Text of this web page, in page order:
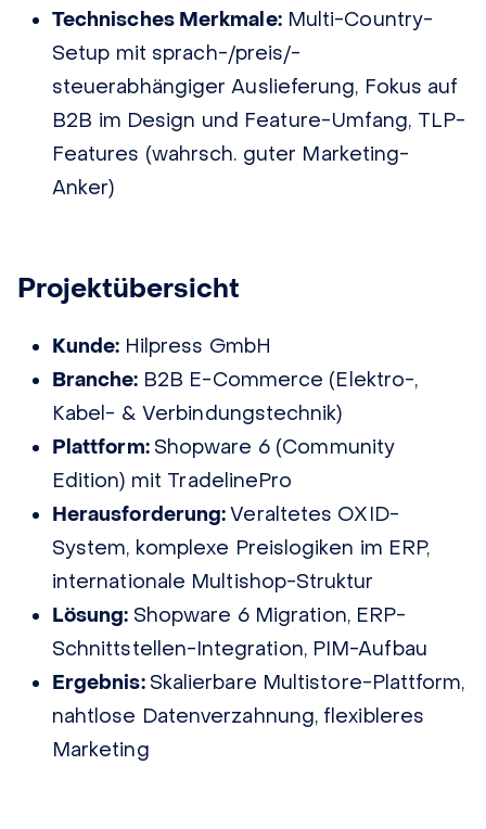
Technisches Merkmale:Multi-Country-
Setup mit sprach-/preis/-
steuerabhängiger Auslieferung, Fokus auf
B2B im Design und Feature-Umfang, TLP-
Features (wahrsch. guter Marketing-
Anker)
Projektübersicht
Kunde: Hilpress GmbH
Branche: B2B E-Commerce (Elektro-,
Kabel- & Verbindungstechnik)
Plattform: Shopware 6 (Community
Edition) mit TradelinePro
Herausforderung:Veraltetes OXID-
System, komplexe Preislogiken im ERP,
internationale Multishop-Struktur
Lösung: Shopware 6 Migration, ERP-
Schnittstellen-Integration, PIM-Aufbau
Ergebnis: Skalierbare Multistore-Plattform,
nahtlose Datenverzahnung, flexibleres
Marketing